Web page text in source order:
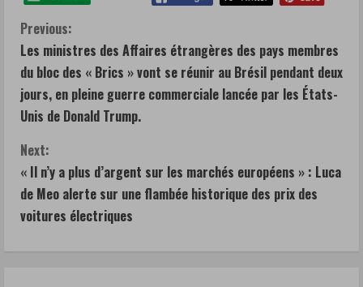
de
nombreux
secteurs,
et
automobilistes,
c’est
évidemment
C
o
n
t
i
n
Previous:
Les ministres des Affaires étrangères des pays membres
du bloc des « Brics » vont se réunir au Brésil pendant deux
jours, en pleine guerre commerciale lancée par les États-
Unis de Donald Trump.
Next:
« Il n’y a plus d’argent sur les marchés européens » : Luca
de Meo alerte sur une flambée historique des prix des
voitures électriques